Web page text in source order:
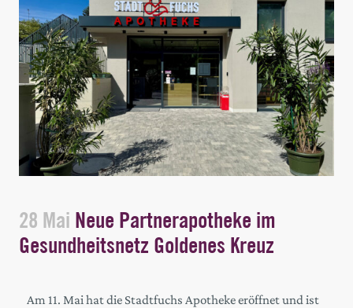
28 Mai Neue Partnerapotheke im
Gesundheitsnetz Goldenes Kreuz
Am 11. Mai hat die Stadtfuchs Apotheke eröffnet und ist